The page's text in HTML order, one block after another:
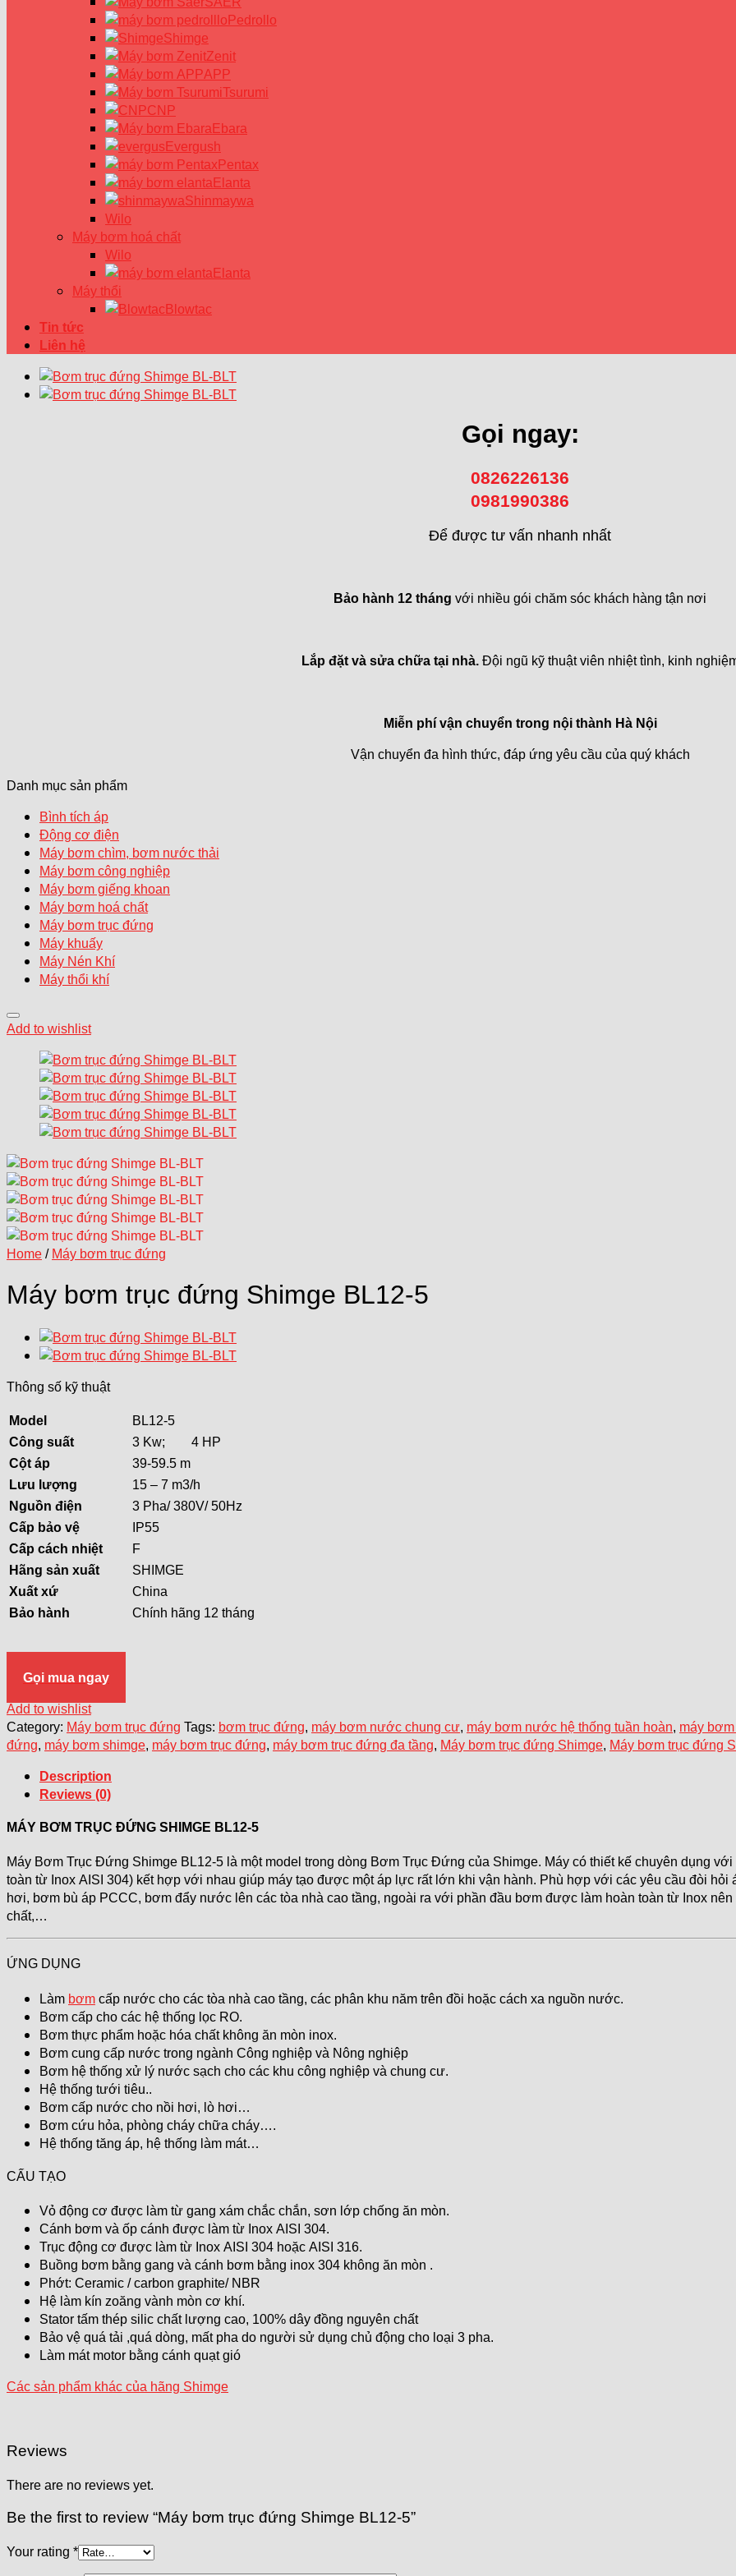
Pedrollo
Shimge
Zenit
APP
Tsurumi
CNP
Ebara
Evergush
Pentax
Elanta
Shinmaywa
Wilo
Máy bơm hoá chất
Wilo
Elanta
Máy thổi
Blowtac
Tin tức
Liên hệ
Gọi ngay:
0826226136
0981990386
Để được tư vấn nhanh nhất
Bảo hành 12 tháng với nhiều gói chăm sóc khách hàng tận nơi
Lắp đặt và sửa chữa tại nhà.Đội ngũ kỹ thuật viên nhiệt tình, kinh
Miễn phí vận chuyển trong nội thành Hà Nội
Vận chuyển đa hình thức, đáp ứng yêu cầu của quý khách
Danh mục sản phẩm
Bình tích áp
Động cơ điện
Máy bơm chìm, bơm nước thải
Máy bơm công nghiệp
Máy bơm giếng khoan
Máy bơm hoá chất
Máy bơm trục đứng
Máy khuấy
Máy Nén Khí
Máy thổi khí
Add to wishlist
Home/ Máy bơm trục đứng
Máy bơm trục đứng Shimge BL12-5
Thông số kỹ thuật
Model
BL12-5
Công suất
3 Kw; 4 HP
Cộtáp
39-59.5 m
Lưu lượng
15 – 7 m3/h
Nguồn điện
3 Pha/ 380V/ 50Hz
Cấp bảovệ
IP55
Cấp cách nhiệt
F
Hãng sản xuất
SHIMGE
Xuấtxứ
China
Bảo hành Chính hãng 12 tháng
Gọi mua ngay
Add to wishlist
Category: Máy bơm trục đứng Tags: bơm trục đứng, máy bơm nước chung cư, máy bơm nước hệ thống tuần hoàn, máy
đứng, máy bơm shimge, máy bơm trục đứng, máy bơm trục đứng đa tầng, Máy bơm trục đứng Shimge, Máy bơm trục đứng
Description
Reviews (0)
MÁY BƠM TRỤC ĐỨNG SHIMGE BL12-5
Máy Bơm Trục Đứng Shimge BL12-5 là một model trong dòng Bơm Trục Đứng của Shimge. Máy có thiết kế chuyên dụng
toàn từ Inox AISI 304) kết hợp với nhau giúp máy tạo được một áp lực rất lớn khi vận hành. Phù hợp với các yêu cầu đòi
hơi, bơm bù áp PCCC, bơm đẩy nước lên các tòa nhà cao tầng, ngoài ra với phần đầu bơm được làm hoàn toàn từ Inox
chất,…
ỨNG DỤNG
Làm bơmcấp nước cho các tòa nhà cao tầng, các phân khu năm trên đồi hoặc cách xa nguồn nước.
Bơm cấp cho các hệ thống lọc RO.
Bơm thực phẩm hoặc hóa chất không ăn mòn inox.
Bơm cung cấp nước trong ngành Công nghiệp và Nông nghiệp
Bơm hệ thống xử lý nước sạch cho các khu công nghiệp và chung cư.
Hệ thống tưới tiêu..
Bơm cấp nước cho nồi hơi, lò hơi…
Bơm cứu hỏa, phòng cháy chữa cháy….
Hệ thống tăng áp, hệ thống làm mát…
CẤU TẠO
Vỏ động cơ được làm từ gang xám chắc chắn, sơn lớp chống ăn mòn.
Cánh bơm và ốp cánh được làm từ Inox AISI 304.
Trục động cơ được làm từ Inox AISI 304 hoặc AISI 316.
Buồng bơm bằng gang và cánh bơm bằng inox 304 không ăn mòn .
Phớt: Ceramic / carbon graphite/ NBR
Hệ làm kín zoăng vành mòn cơ khí.
Stator tấm thép silic chất lượng cao, 100% dây đồng nguyên chất
Bảo vệ quá tải ,quá dòng, mất pha do người sử dụng chủ động cho loại 3 pha.
Làm mát motor bằng cánh quạt gió
Các sản phẩm khác của hãng Shimge
Reviews
There are no reviews yet.
Be the first to review “Máy bơm trục đứng Shimge BL12-5”
Your rating *